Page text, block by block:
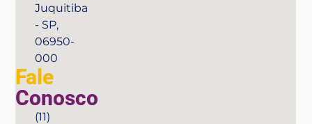
Juquitiba
- SP,
06950-
000
Fale
Conosco
(11)